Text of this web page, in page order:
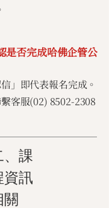
是否完成哈佛企管公
」即代表報名完成。
客服(02) 8502-2308
、課
資訊
關